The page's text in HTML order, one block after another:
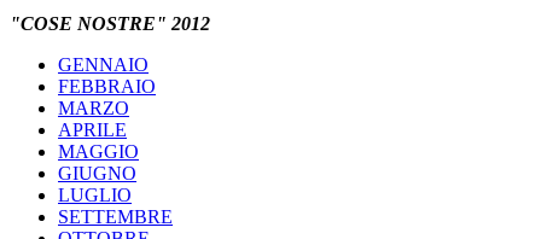
"COSE NOSTRE" 2012
GENNAIO
FEBBRAIO
MARZO
APRILE
MAGGIO
GIUGNO
LUGLIO
SETTEMBRE